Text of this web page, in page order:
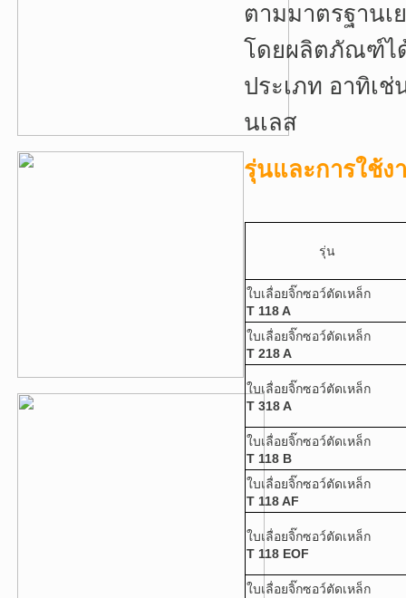
ตามมาตรฐานเ
โดยผลิตภัณฑ์ไ
ประเภท อาทิเ
นเลส
รุ่นและการใช้ง
รุ่น
ใบเลื่อยจิ๊กซอว์ตัดเหล็ก
T 118 A
ใบเลื่อยจิ๊กซอว์ตัดเหล็ก
T 218 A
ใบเลื่อยจิ๊กซอว์ตัดเหล็ก
T 318 A
ใบเลื่อยจิ๊กซอว์ตัดเหล็ก
T 118 B
ใบเลื่อยจิ๊กซอว์ตัดเหล็ก
T 118 AF
ใบเลื่อยจิ๊กซอว์ตัดเหล็ก
T 118 EOF
ใบเลื่อยจิ๊กซอว์ตัดเหล็ก